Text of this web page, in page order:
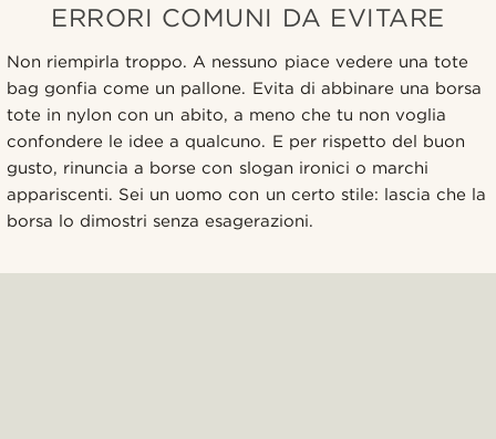
ERRORI COMUNI DA EVITARE
Non riempirla troppo. A nessuno piace vedere una tote
bag gonfia come un pallone. Evita di abbinare una borsa
tote in nylon con un abito, a meno che tu non voglia
confondere le idee a qualcuno. E per rispetto del buon
gusto, rinuncia a borse con slogan ironici o marchi
appariscenti. Sei un uomo con un certo stile: lascia che la
borsa lo dimostri senza esagerazioni.